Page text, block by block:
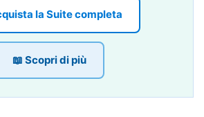
la Suite completa
📖 Scopri di più